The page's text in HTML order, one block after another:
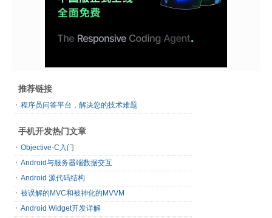
推荐链接
程序员问答平台，解决您的技术难题
手机开发热门文章
Objective-C入门
Android与服务器端数据交互
Android 源代码结构
被误解的MVC和被神化的MVVM
Android Widget开发详解